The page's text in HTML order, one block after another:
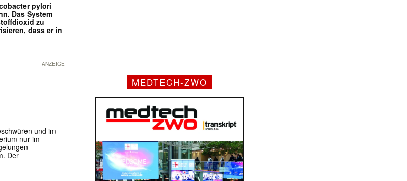
pylori
Das System
zu
dass er in
ANZEIGE
und im
nur im
Der
MEDTECH-ZWO